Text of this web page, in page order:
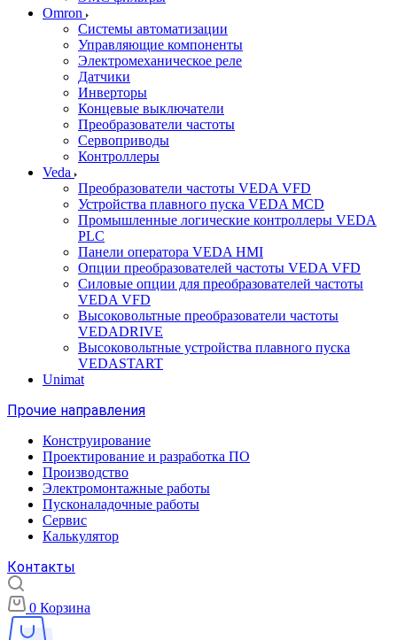
Omron
Системы автоматизации
Управляющие компоненты
Электромеханическое реле
Датчики
Инверторы
Концевые выключатели
Преобразователи частоты
Сервоприводы
Контроллеры
Veda
Преобразователи частоты VEDA VFD
Устройства плавного пуска VEDA MCD
Промышленные логические контроллеры VEDA
PLC
Панели оператора VEDA HMI
Опции преобразователей частоты VEDA VFD
Силовые опции для преобразователей частоты
VEDA VFD
Высоковольтные преобразователи частоты
VEDADRIVE
Высоковольтные устройства плавного пуска
VEDASTART
Unimat
Прочие направления
Конструирование
Проектирование и разработка ПО
Производство
Электромонтажные работы
Пусконаладочные работы
Сервис
Калькулятор
Контакты
0 Корзина